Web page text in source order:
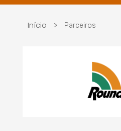
Início > Parceiros